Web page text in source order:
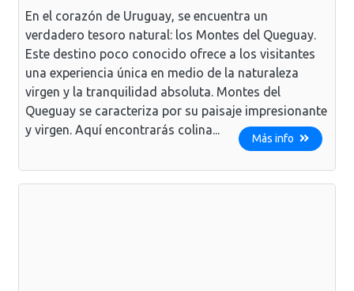
En el corazón de Uruguay, se encuentra un
verdadero tesoro natural: los Montes del Queguay.
Este destino poco conocido ofrece a los visitantes
una experiencia única en medio de la naturaleza
virgen y la tranquilidad absoluta. Montes del
Queguay se caracteriza por su paisaje impresionante
y virgen. Aquí encontrarás colina...
Más info